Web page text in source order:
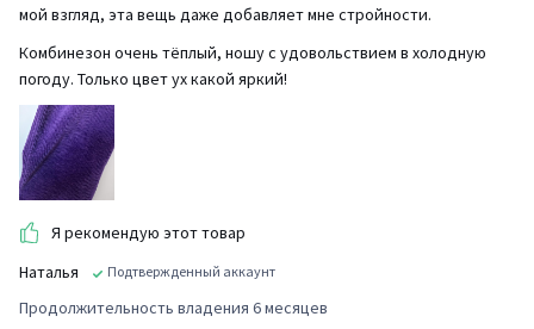
мой взгляд, эта вещь даже добавляет мне стройности.
Комбинезон очень тёплый, ношу с удовольствием в холодную
погоду. Только цвет ух какой яркий!
Я рекомендую этот товар
Наталья
Подтвержденный аккаунт
Продолжительность владения 6 месяцев